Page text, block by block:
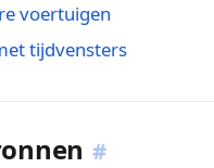
voertuigen
tijdvensters
#